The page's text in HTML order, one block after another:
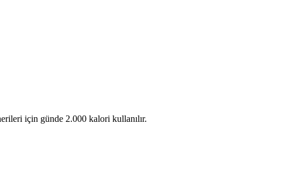
için günde 2.000 kalori kullanılır.